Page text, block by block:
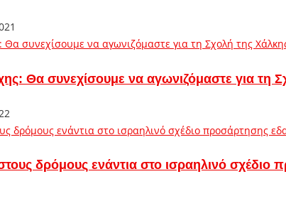
Θα συνεχίσουμε να αγωνιζόμαστε για τη
στους δρόμους ενάντια στο ισραηλινό